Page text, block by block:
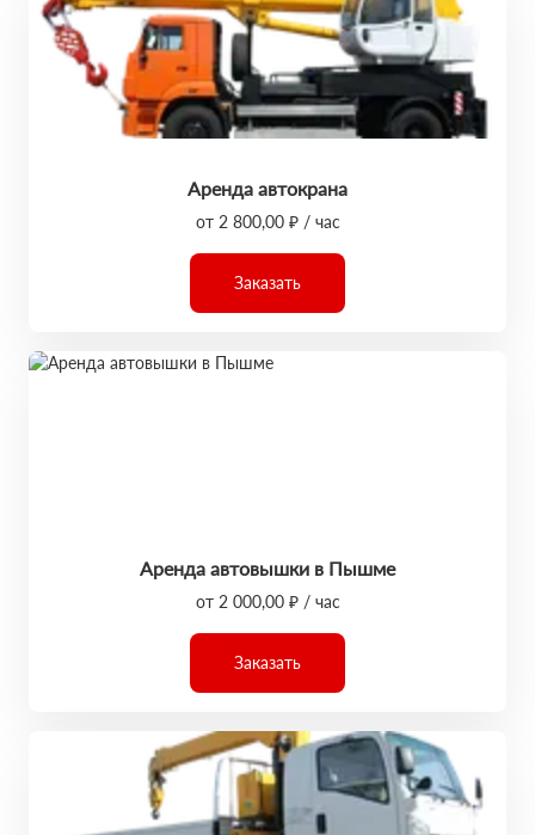
Аренда автокрана
от 2 800,00 ₽ / час
Заказать
Аренда автовышки в Пышме
от 2 000,00 ₽ / час
Заказать